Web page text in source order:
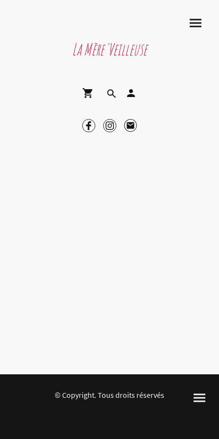
La Mère'Veilleuse
© Copyright. Tous droits réservés